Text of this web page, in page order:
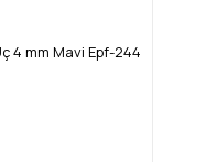
4 mm Mavi Epf-244